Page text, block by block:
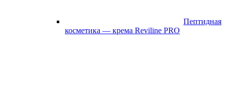
Пептидная
косметика — крема Reviline PRO